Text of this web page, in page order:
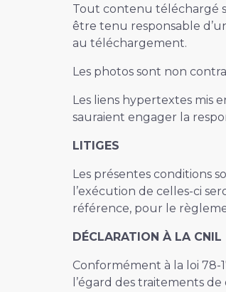
Tout contenu téléchargé
être tenu responsable
au téléchargement.
Les photos sont non
Les liens hypertextes mis
sauraient engager la
LITIGES
Les présentes conditions
l’exécution de celles-ci
référence, pour le
DÉCLARATION À LA CNIL
Conformément à la loi 78-
l’égard des traitements